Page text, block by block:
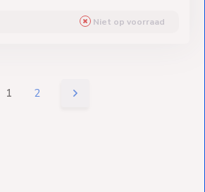
Niet op voorraad
1 2